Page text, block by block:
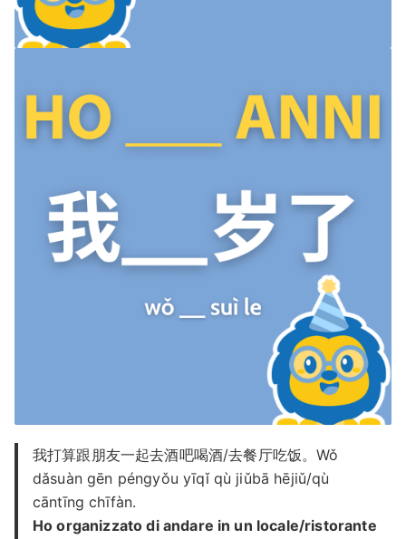
我打算跟朋友一起去酒吧喝酒/去餐厅吃饭。Wǒ
dǎsuàn gēn péngyǒu yīqǐ qù jiǔbā hējiǔ/qù
cāntīng chīfàn.
Ho organizzato di andare in un locale/ristorante